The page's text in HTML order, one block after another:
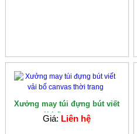
Xưởng may túi đựng bút viết
vải bố canvas...
Giá: Liên hệ